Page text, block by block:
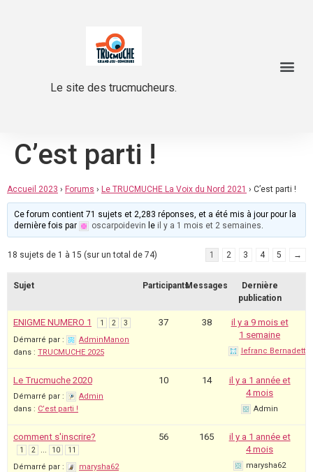
Le site des trucmucheurs.
C’est parti !
Accueil 2023 › Forums › Le TRUCMUCHE La Voix du Nord 2021 › C’est parti !
Ce forum contient 71 sujets et 2,283 réponses, et a été mis à jour pour la
dernière fois par
oscarpoidevin le il y a 1 mois et 2 semaines.
18 sujets de 1 à 15 (sur un total de 74) 1 2 3 4 5 →
Sujet ParticipantsMessages
Dernière
publication
ENIGME NUMERO 1 1 2 3
Démarré par :
AdminManon
dans : TRUCMUCHE 2025
37 38
il y a 9 mois et
1 semaine
lefranc Bernadette
Le Trucmuche 2020
Démarré par :
Admin
dans : C’est parti !
10 14
il y a 1 année et
4 mois
Admin
comment s'inscrire?
1 2 … 10 11
Démarré par :
marysha62
56 165
il y a 1 année et
4 mois
marysha62